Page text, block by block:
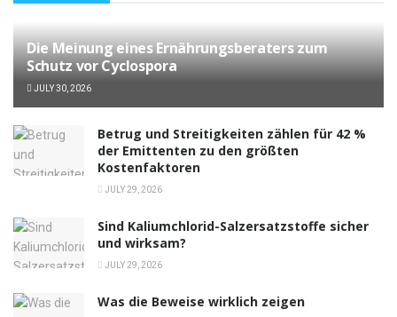
Die Meinung eines Ernährungsberaters zum
Schutz vor Cyclospora
JULY 30, 2026
Betrug und Streitigkeiten zählen für 42 %
der Emittenten zu den größten
Kostenfaktoren
JULY 29, 2026
Sind Kaliumchlorid-Salzersatzstoffe sicher
und wirksam?
JULY 29, 2026
Was die Beweise wirklich zeigen